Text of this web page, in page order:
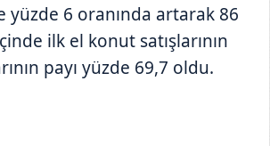
yüzde 6 oranında artarak 86
ilk el konut satışlarının
payı yüzde 69,7 oldu.